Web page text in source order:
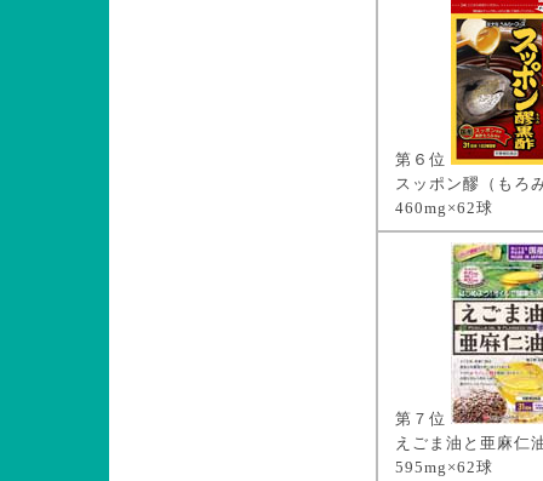
第６位
スッポン醪（もろ
460mg×62球
第７位
えごま油と亜麻仁
595mg×62球